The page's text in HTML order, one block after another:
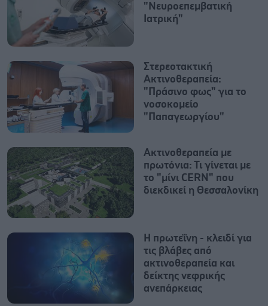
"Νευροεπεμβατική
Ιατρική"
Στερεοτακτική
Ακτινοθεραπεία:
"Πράσινο φως" για το
νοσοκομείο
"Παπαγεωργίου"
Ακτινοθεραπεία με
πρωτόνια: Τι γίνεται με
το "μίνι CERN" που
διεκδικεί η Θεσσαλονίκη
Η πρωτεΐνη - κλειδί για
τις βλάβες από
ακτινοθεραπεία και
δείκτης νεφρικής
ανεπάρκειας